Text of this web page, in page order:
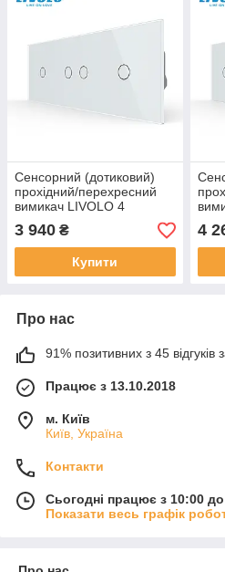
Сенсорний (дотиковий)
прохідний/перехресний
вимикач LIVOLO 4
сенсори (1-2-1) білий скло
3 940 ₴
Купити
4
Про нас
91% позитивних з 45 відгуків
Працює з 13.10.2018
м. Київ
Київ, Україна
Контакти
Сьогодні працює з 10:00
Показати весь графік